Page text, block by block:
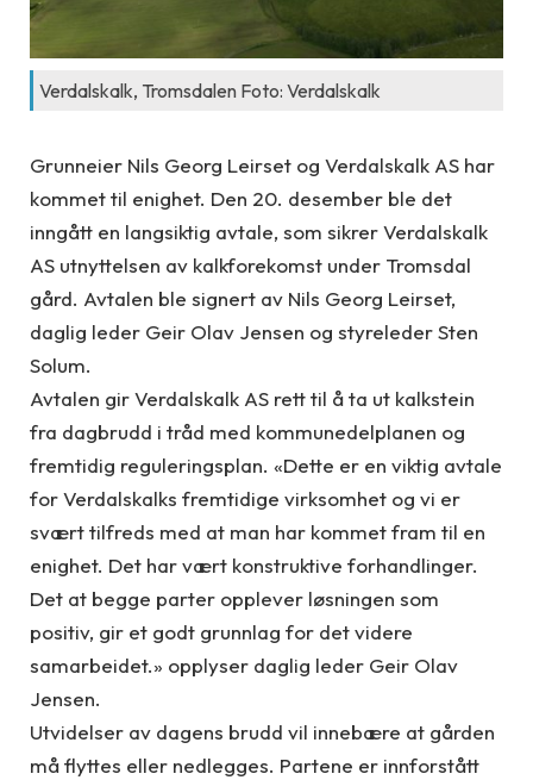
Verdalskalk, Tromsdalen Foto: Verdalskalk
Grunneier Nils Georg Leirset og Verdalskalk AS har
kommet til enighet. Den 20. desember ble det
inngått en langsiktig avtale, som sikrer Verdalskalk
AS utnyttelsen av kalkforekomst under Tromsdal
gård. Avtalen ble signert av Nils Georg Leirset,
daglig leder Geir Olav Jensen og styreleder Sten
Solum.
Avtalen gir Verdalskalk AS rett til å ta ut kalkstein
fra dagbrudd i tråd med kommunedelplanen og
fremtidig reguleringsplan. «Dette er en viktig avtale
for Verdalskalks fremtidige virksomhet og vi er
svært tilfreds med at man har kommet fram til en
enighet. Det har vært konstruktive forhandlinger.
Det at begge parter opplever løsningen som
positiv, gir et godt grunnlag for det videre
samarbeidet.» opplyser daglig leder Geir Olav
Jensen.
Utvidelser av dagens brudd vil innebære at gården
må flyttes eller nedlegges. Partene er innforstått